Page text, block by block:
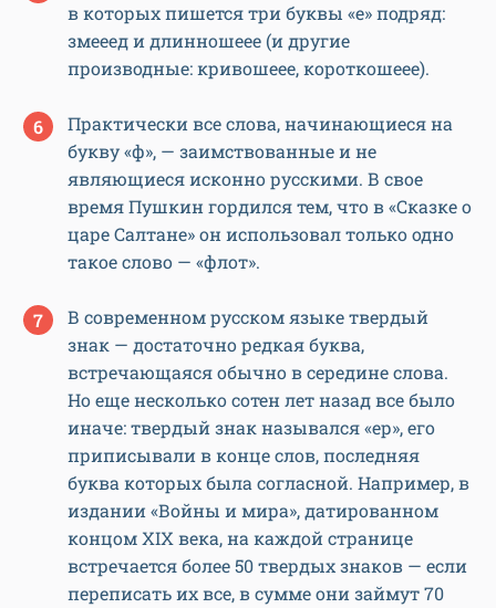
в которых пишется три буквы «е» подряд:
змееед и длинношеее (и другие
производные: кривошеее, короткошеее).
Практически все слова, начинающиеся на
букву «ф», — заимствованные и не
являющиеся исконно русскими. В свое
время Пушкин гордился тем, что в «Сказке о
царе Салтане» он использовал только одно
такое слово — «флот».
В современном русском языке твердый
знак — достаточно редкая буква,
встречающаяся обычно в середине слова.
Но еще несколько сотен лет назад все было
иначе: твердый знак назывался «ер», его
приписывали в конце слов, последняя
буква которых была согласной. Например, в
издании «Войны и мира», датированном
концом XIX века, на каждой странице
встречается более 50 твердых знаков — если
переписать их все, в сумме они займут 70